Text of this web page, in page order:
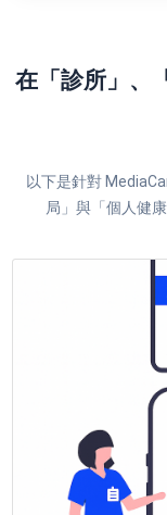
在「診所」、
以下是針對
局」與「個人健